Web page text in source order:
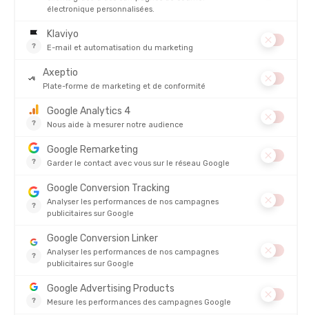
DESCRIPTION DU PRODUIT : VESTE ATOM SV CAPUCHE
DÉTAILS
PRODUITS SIMILAIRES
ARCTERYX
VESTE ATOM CAPUCHE FEMME
ARCTERYX
PARKA PATERA FEMME